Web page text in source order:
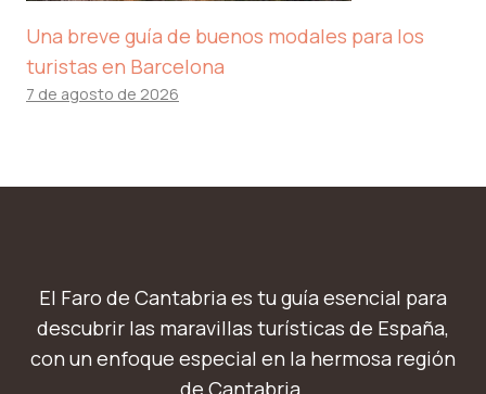
Una breve guía de buenos modales para los
turistas en Barcelona
7 de agosto de 2026
El Faro de Cantabria es tu guía esencial para
descubrir las maravillas turísticas de España,
con un enfoque especial en la hermosa región